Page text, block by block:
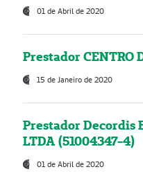
01 de Abril de 2020
Prestador CENTRO
15 de Janeiro de 2020
Prestador Decordis
LTDA (51004347-4)
01 de Abril de 2020